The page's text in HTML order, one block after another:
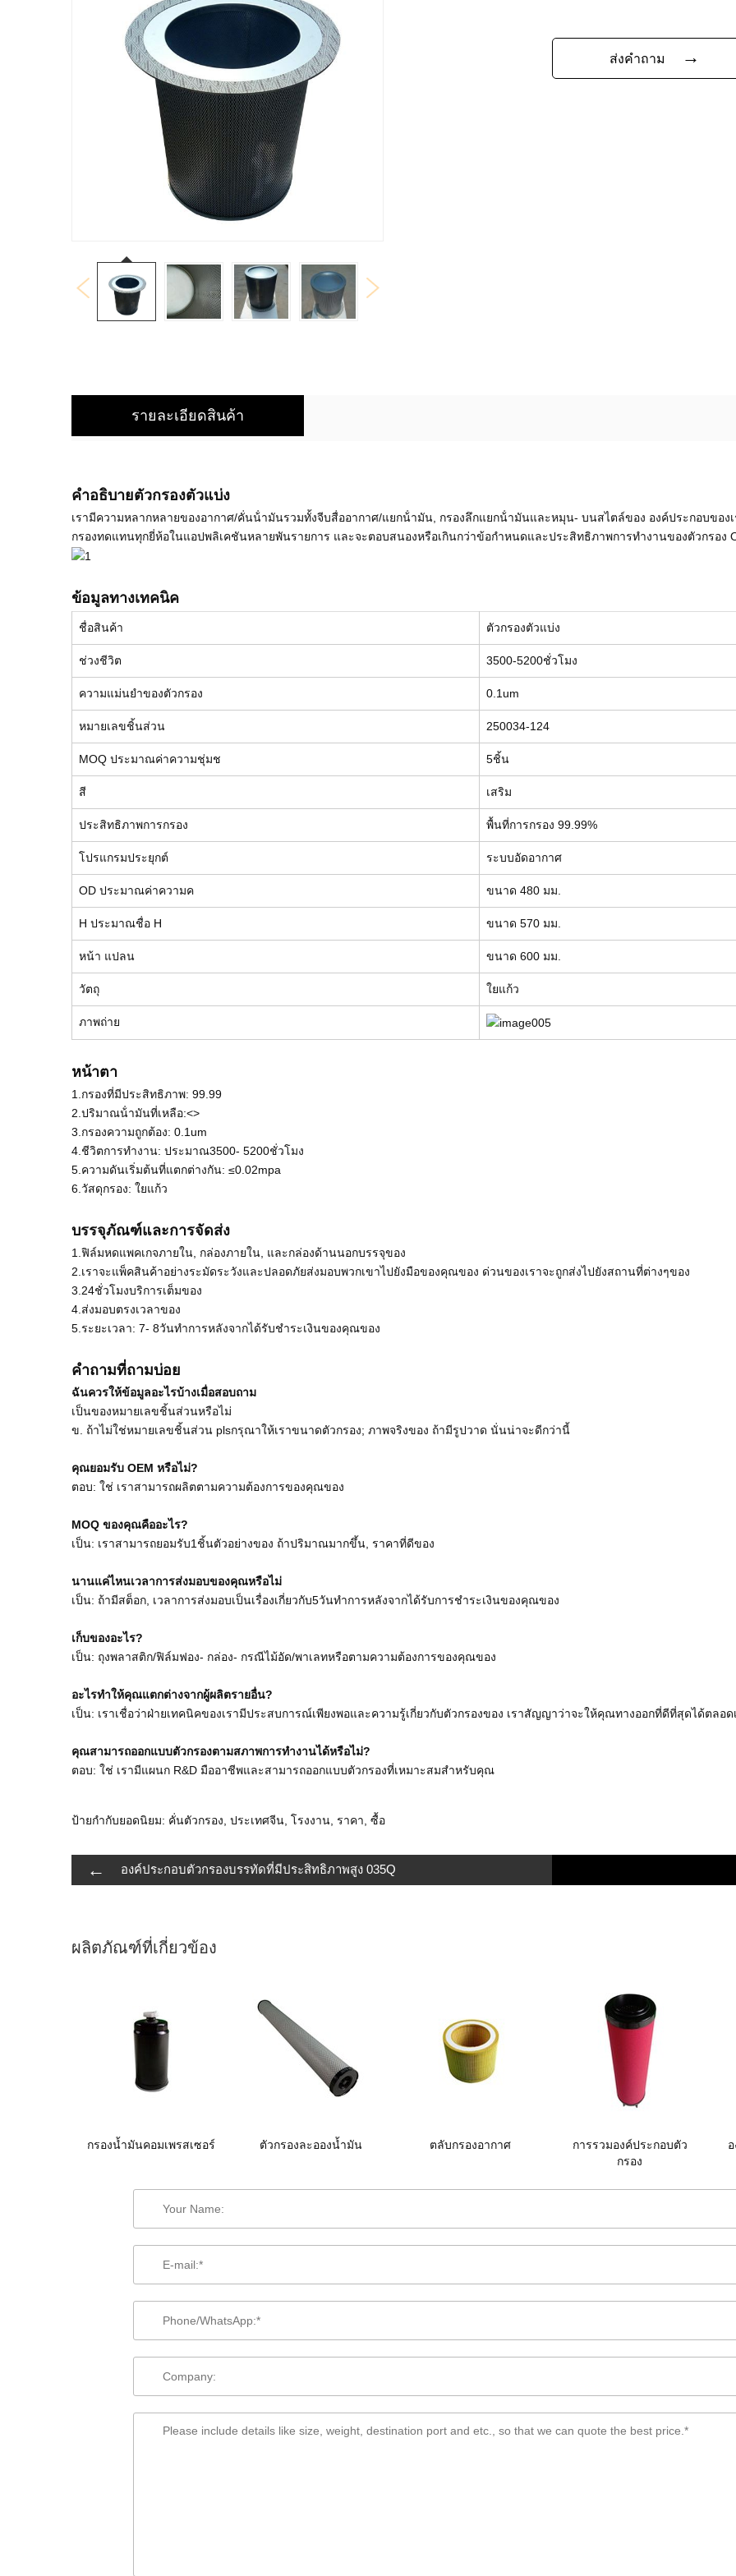
ส่งคำถาม →
รายละเอียดสินค้า
คําอธิบายตัวกรองตัวแบ่ง
เรามีความหลากหลายของอากาศ/คั่นน้ํามันรวมทั้งจีบสื่ออากาศ/แยกน้ํามัน, กรองลึกแยกน้ํามันและหมุน- บนสไตล์ของ องค์ประกอบของ
กรองทดแทนทุกยี่ห้อในแอปพลิเคชันหลายพันรายการ และจะตอบสนองหรือเกินกว่าข้อกําหนดและประสิทธิภาพการทํางานของตัวกรอง
ข้อมูลทางเทคนิค
ชื่อสินค้า ตัวกรองตัวแบ่ง
ช่วงชีวิต 3500-5200ชั่วโมง
ความแม่นยําของตัวกรอง 0.1um
หมายเลขชิ้นส่วน 250034-124
MOQ ประมาณค่าความชุ่มช 5ชิ้น
สี เสริม
ประสิทธิภาพการกรอง พื้นที่การกรอง 99.99%
โปรแกรมประยุกต์ ระบบอัดอากาศ
OD ประมาณค่าความค ขนาด 480 มม.
H ประมาณชื่อ H ขนาด 570 มม.
หน้า แปลน ขนาด 600 มม.
วัตถุ ใยแก้ว
ภาพถ่าย
หน้าตา
1.กรองที่มีประสิทธิภาพ: 99.99
2.ปริมาณน้ํามันที่เหลือ:<>
3.กรองความถูกต้อง: 0.1um
4.ชีวิตการทํางาน: ประมาณ3500- 5200ชั่วโมง
5.ความดันเริ่มต้นที่แตกต่างกัน: ≤0.02mpa
6.วัสดุกรอง: ใยแก้ว
บรรจุภัณฑ์และการจัดส่ง
1.ฟิล์มหดแพคเกจภายใน, กล่องภายใน, และกล่องด้านนอกบรรจุของ
2.เราจะแพ็คสินค้าอย่างระมัดระวังและปลอดภัยส่งมอบพวกเขาไปยังมือของคุณของ ด่วนของเราจะถูกส่งไปยังสถานที่ต่างๆของ
3.24ชั่วโมงบริการเต็มของ
4.ส่งมอบตรงเวลาของ
5.ระยะเวลา: 7- 8วันทําการหลังจากได้รับชําระเงินของคุณของ
คำถามที่ถามบ่อย
ฉันควรให้ข้อมูลอะไรบ้างเมื่อสอบถาม
เป็นของหมายเลขชิ้นส่วนหรือไม่
ข. ถ้าไม่ใช่หมายเลขชิ้นส่วน plsกรุณาให้เราขนาดตัวกรอง; ภาพจริงของ ถ้ามีรูปวาด นั่นน่าจะดีกว่านี้
คุณยอมรับ OEM หรือไม่?
ตอบ: ใช่ เราสามารถผลิตตามความต้องการของคุณของ
MOQ ของคุณคืออะไร?
เป็น: เราสามารถยอมรับ1ชิ้นตัวอย่างของ ถ้าปริมาณมากขึ้น, ราคาที่ดีของ
นานแค่ไหนเวลาการส่งมอบของคุณหรือไม่
เป็น: ถ้ามีสต็อก, เวลาการส่งมอบเป็นเรื่องเกี่ยวกับ5วันทําการหลังจากได้รับการชําระเงินของคุณของ
เก็บของอะไร?
เป็น: ถุงพลาสติก/ฟิล์มฟอง- กล่อง- กรณีไม้อัด/พาเลทหรือตามความต้องการของคุณของ
อะไรทําให้คุณแตกต่างจากผู้ผลิตรายอื่น?
เป็น: เราเชื่อว่าฝ่ายเทคนิคของเรามีประสบการณ์เพียงพอและความรู้เกี่ยวกับตัวกรองของ เราสัญญาว่าจะให้คุณทางออกที่ดีที่สุดได้ตลอด
คุณสามารถออกแบบตัวกรองตามสภาพการทํางานได้หรือไม่?
ตอบ: ใช่ เรามีแผนก R&D มืออาชีพและสามารถออกแบบตัวกรองที่เหมาะสมสําหรับคุณ
ป้ายกำกับยอดนิยม: คั่นตัวกรอง, ประเทศจีน, โรงงาน, ราคา, ซื้อ
← องค์ประกอบตัวกรองบรรทัดที่มีประสิทธิภาพสูง 035Q
ผลิตภัณฑ์ที่เกี่ยวข้อง
กรองน้ำมันคอมเพรสเซอร์ ตัวกรองละอองน้ำมัน ตลับกรองอากาศ
การรวมองค์ประกอบตัว
กรอง